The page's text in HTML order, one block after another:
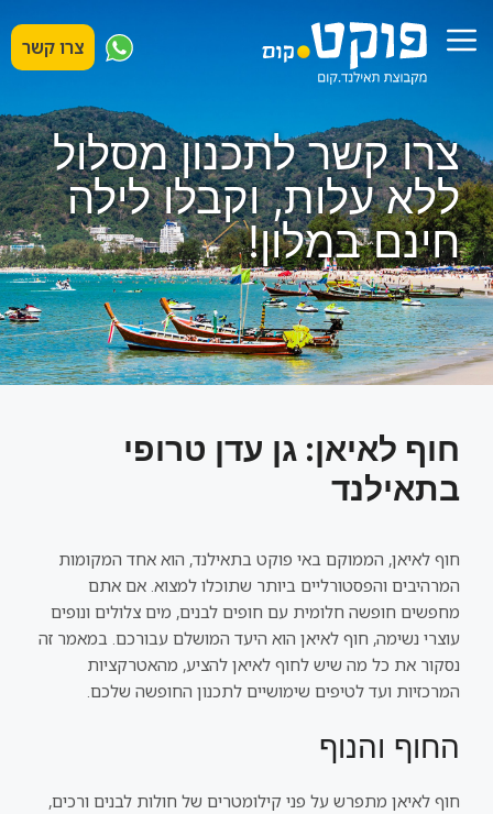
לתוכן תפריט צרו קשר
צרו קשר לתכנון מסלול
ללא עלות, וקבלו לילה
חינם במלון!
חוף לאיאן: גן עדן טרופי
בתאילנד
חוף לאיאן, הממוקם באי פוקט בתאילנד, הוא אחד המקומות
המרהיבים והפסטורליים ביותר שתוכלו למצוא. אם אתם
מחפשים חופשה חלומית עם חופים לבנים, מים צלולים ונופים
עוצרי נשימה, חוף לאיאן הוא היעד המושלם עבורכם. במאמר זה
נסקור את כל מה שיש לחוף לאיאן להציע, מהאטרקציות
המרכזיות ועד לטיפים שימושיים לתכנון החופשה שלכם.
החוף והנוף
חוף לאיאן מתפרש על פני קילומטרים של חולות לבנים ורכים,